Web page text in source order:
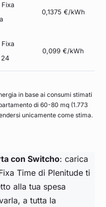
Fixa
0,1375 €/kWh
Fixa
24
0,099 €/kWh
in base ai consumi stimati
di 60-80 mq (1.773
unicamente come stima.
con Switcho: carica
Time di Plenitude ti
alla tua spesa
a tutta la